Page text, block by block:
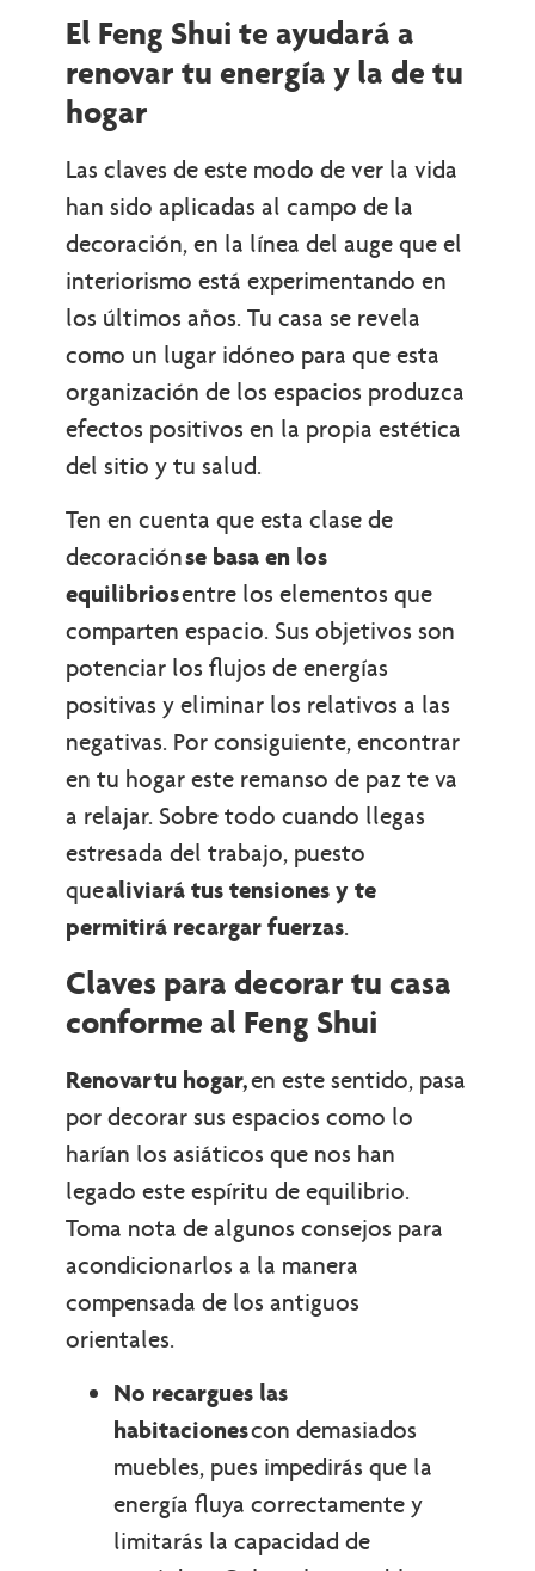
El Feng Shui te ayudará a
renovar tu energía y la de tu
hogar
Las claves de este modo de ver la vida
han sido aplicadas al campo de la
decoración, en la línea del auge que el
interiorismo está experimentando en
los últimos años. Tu casa se revela
como un lugar idóneo para que esta
organización de los espacios produzca
efectos positivos en la propia estética
del sitio y tu salud.
Ten en cuenta que esta clase de
decoraciónse basa en los
equilibriosentre los elementos que
comparten espacio. Sus objetivos son
potenciar los flujos de energías
positivas y eliminar los relativos a las
negativas. Por consiguiente, encontrar
en tu hogar este remanso de paz te va
a relajar. Sobre todo cuando llegas
estresada del trabajo, puesto
quealiviará tus tensiones y te
permitirá recargar fuerzas.
Claves para decorar tu casa
conforme al Feng Shui
Renovartu hogar,en este sentido, pasa
por decorar sus espacios como lo
harían los asiáticos que nos han
legado este espíritu de equilibrio.
Toma nota de algunos consejos para
acondicionarlos a la manera
compensada de los antiguos
orientales.
No recargues las
habitacionescon demasiados
muebles, pues impedirás que la
energía fluya correctamente y
limitarás la capacidad de